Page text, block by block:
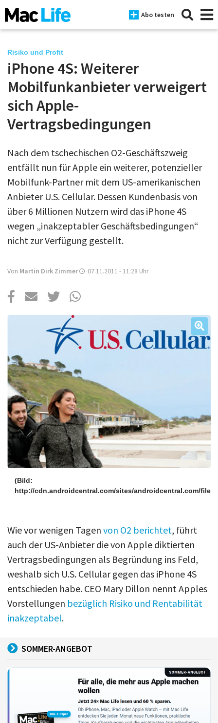
Abo testen
News
iPhone
Mac
Tests
Tipps
Magazine
Über uns
Podcast
Risiko und Profit
iPhone 4S: Weiterer
Mobilfunkanbieter verweigert
sich Apple-
Vertragsbedingungen
Nach dem tschechischen O2-Geschäftszweig
entfällt nun für Apple ein weiterer, potenzieller
Mobilfunk-Partner mit dem US-amerikanischen
Anbieter U.S. Cellular. Dessen Kundenbasis von
über 6 Millionen Nutzern wird das iPhone 4S
wegen „inakzeptabler Geschäftsbedingungen“
nicht zur Verfügung gestellt.
Von Martin Dirk Zimmer 07.11.2011 - 11:28 Uhr
(Bild:
http://cdn.androidcentral.com/sites/androidcentral.com/files/
Wie vor wenigen Tagen von O2 berichtet, führt
auch der US-Anbieter die von Apple diktierten
Vertragsbedingungen als Begründung ins Feld,
weshalb sich U.S. Cellular gegen das iPhone 4S
entschieden habe. CEO Mary Dillon nennt Apples
Vorstellungen bezüglich Risiko und Rentabilität
inakzeptabel.
SOMMER-ANGEBOT